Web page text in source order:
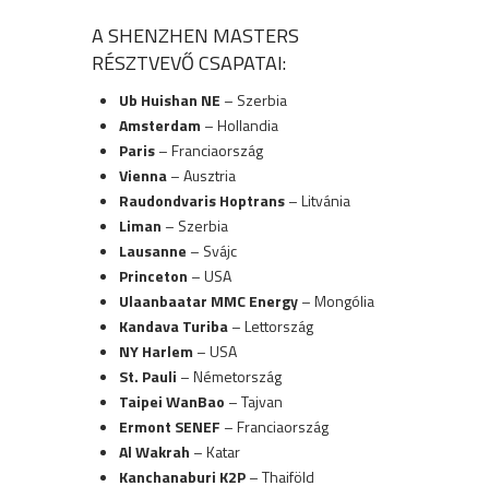
A SHENZHEN MASTERS
RÉSZTVEVŐ CSAPATAI:
Ub Huishan NE – Szerbia
Amsterdam – Hollandia
Paris– Franciaország
Vienna– Ausztria
Raudondvaris Hoptrans– Litvánia
Liman – Szerbia
Lausanne – Svájc
Princeton – USA
Ulaanbaatar MMC Energy– Mongólia
Kandava Turiba– Lettország
NY Harlem – USA
St. Pauli – Németország
Taipei WanBao – Tajvan
Ermont SENEF – Franciaország
Al Wakrah – Katar
Kanchanaburi K2P– Thaiföld